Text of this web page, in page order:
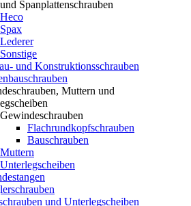
Spanplattenschrauben
Heco
Spax
Lederer
Sonstige
und Konstruktionsschrauben
Muttern und
Gewindeschrauben
Flachrundkopfschrauben
Bauschrauben
Muttern
Unterlegscheiben
und Unterlegscheiben